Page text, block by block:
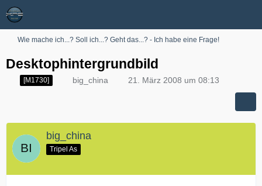
Wie mache ich...? Soll ich...? Geht das...? - Ich habe eine Frage!
Desktophintergrundbild
[M1730] big_china 21. März 2008 um 08:13
big_china
Tripel As